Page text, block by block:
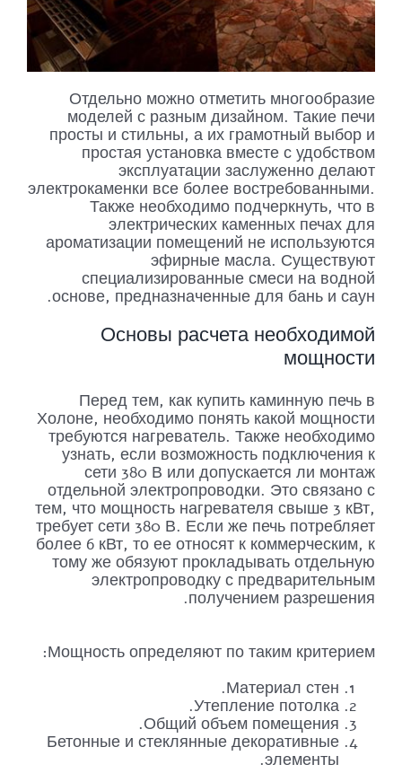
Отдельно можно отметить многообразие
моделей с разным дизайном. Такие печи
просты и стильны, а их грамотный выбор и
простая установка вместе с удобством
эксплуатации заслуженно делают
электрокаменки все более востребованными.
Также необходимо подчеркнуть, что в
электрических каменных печах для
ароматизации помещений не используются
эфирные масла. Существуют
специализированные смеси на водной
основе, предназначенные для бань и саун.
Основы расчета необходимой
мощности
Перед тем, как купить каминную печь в
Холоне, необходимо понять какой мощности
требуются нагреватель. Также необходимо
узнать, если возможность подключения к
сети 380 В или допускается ли монтаж
отдельной электропроводки. Это связано с
тем, что мощность нагревателя свыше 3 кВт,
требует сети 380 В. Если же печь потребляет
более 6 кВт, то ее относят к коммерческим, к
тому же обязуют прокладывать отдельную
электропроводку с предварительным
получением разрешения.
Мощность определяют по таким критерием:
Материал стен.
Утепление потолка.
Общий объем помещения.
Бетонные и стеклянные декоративные
элементы.